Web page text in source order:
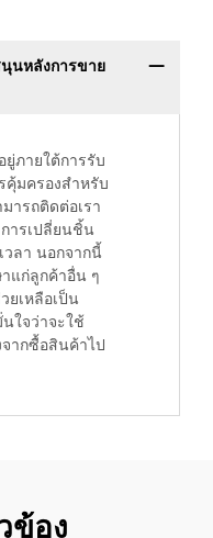
นหลังการขาย
ภายใต้การรับ
คุ้มครองสำหรับ
ารถติดต่อเรา
ารเปลี่ยนชิ้น
ลา นอกจากนี้
แก่ลูกค้าอื่น ๆ
ยเหลือเป็น
ใจว่าจะใช้
ากซื้อสินค้าไป
ข้อง